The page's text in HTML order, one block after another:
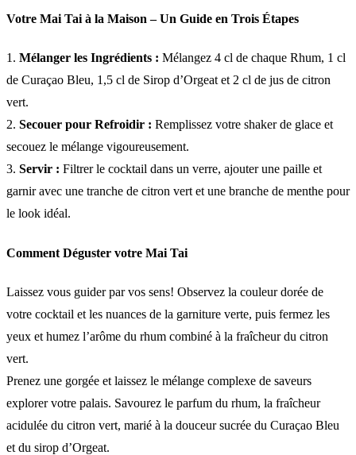
Votre Mai Tai à la Maison – Un Guide en Trois Étapes
1. Mélanger les Ingrédients : Mélangez 4 cl de chaque Rhum, 1 cl
de Curaçao Bleu, 1,5 cl de Sirop d’Orgeat et 2 cl de jus de citron
vert.
2. Secouer pour Refroidir : Remplissez votre shaker de glace et
secouez le mélange vigoureusement.
3. Servir : Filtrer le cocktail dans un verre, ajouter une paille et
garnir avec une tranche de citron vert et une branche de menthe pour
le look idéal.
Comment Déguster votre Mai Tai
Laissez vous guider par vos sens! Observez la couleur dorée de
votre cocktail et les nuances de la garniture verte, puis fermez les
yeux et humez l’arôme du rhum combiné à la fraîcheur du citron
vert.
Prenez une gorgée et laissez le mélange complexe de saveurs
explorer votre palais. Savourez le parfum du rhum, la fraîcheur
acidulée du citron vert, marié à la douceur sucrée du Curaçao Bleu
et du sirop d’Orgeat.